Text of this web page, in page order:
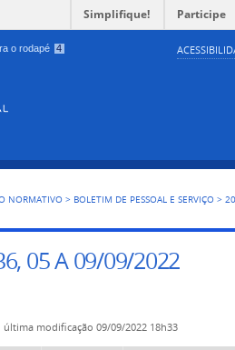
o rodapé 4
Simplifique! Participe
NORMATIVO > BOLETIM DE PESSOAL E SERVIÇO >
05 A 09/09/2022
última modificação 09/09/2022 18h33